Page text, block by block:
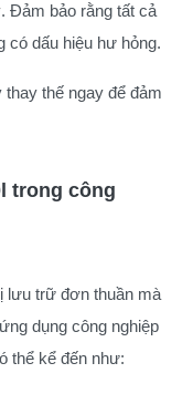
Đảm bảo rằng tất cả
có dấu hiệu hư hỏng.
thay thế ngay để đảm
trong công
lưu trữ đơn thuần mà
dụng công nghiệp
thể kể đến như: